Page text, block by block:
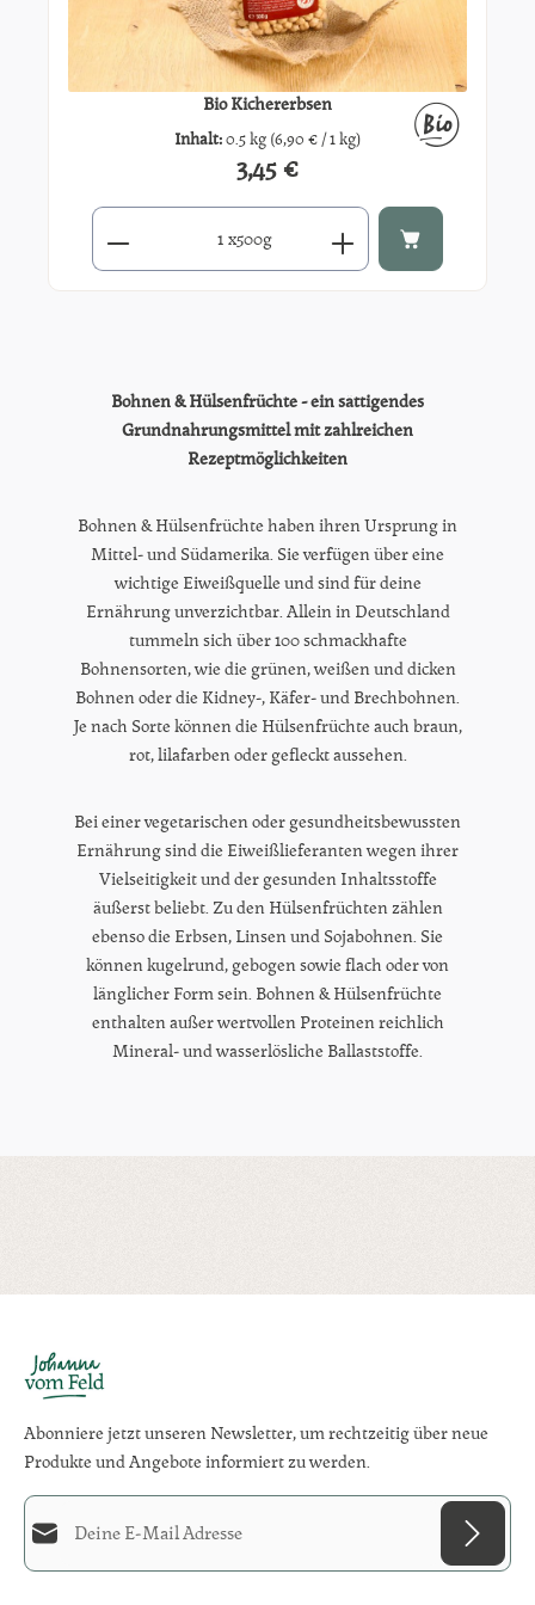
Bio Kichererbsen
Inhalt:0.5 kg (6,90 € / 1 kg)
Regulärer Preis:
3,45 €
Produkt Anzahl: Gib den gewünschten Wert ein oder benutze
x500g
Bohnen & Hülsenfrüchte - ein sättigendes
Grundnahrungsmittel mit zahlreichen
Rezeptmöglichkeiten
Bohnen & Hülsenfrüchte haben ihren Ursprung in
Mittel- und Südamerika. Sie verfügen über eine
wichtige Eiweißquelle und sind für deine
Ernährung unverzichtbar. Allein in Deutschland
tummeln sich über 100 schmackhafte
Bohnensorten, wie die grünen, weißen und dicken
Bohnen oder die Kidney-, Käfer- und Brechbohnen.
Je nach Sorte können die Hülsenfrüchte auch braun,
rot, lilafarben oder gefleckt aussehen.
Bei einer vegetarischen oder gesundheitsbewussten
Ernährung sind die Eiweißlieferanten wegen ihrer
Vielseitigkeit und der gesunden Inhaltsstoffe
äußerst beliebt. Zu den Hülsenfrüchten zählen
ebenso die Erbsen, Linsen und Sojabohnen. Sie
können kugelrund, gebogen sowie flach oder von
länglicher Form sein. Bohnen & Hülsenfrüchte
enthalten außer wertvollen Proteinen reichlich
Mineral- und wasserlösliche Ballaststoffe.
Abonniere jetzt unseren Newsletter, um rechtzeitig über neue
Produkte und Angebote informiert zu werden.
E-Mail-Adresse*